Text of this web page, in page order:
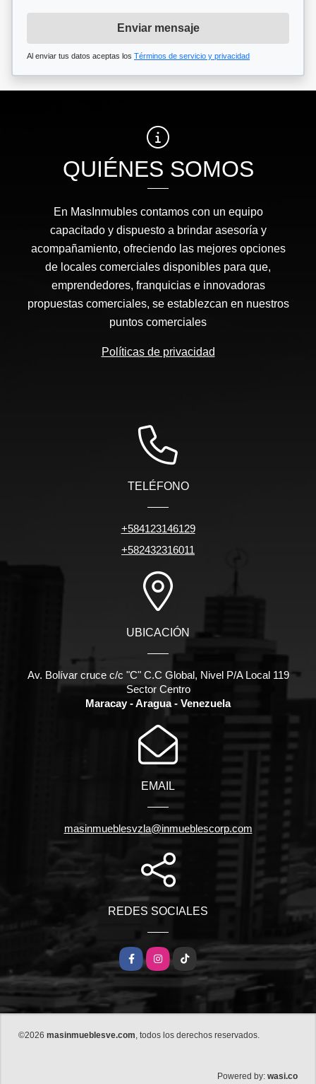
Enviar mensaje
Al enviar tus datos aceptas los Términos de servicio y privacidad
QUIÉNES SOMOS
En MasInmubles contamos con un equipo
capacitado y dispuesto a brindar asesoría y
acompañamiento, ofreciendo las mejores opciones
de locales comerciales disponibles para que,
emprendedores, franquicias e innovadoras
propuestas comerciales, se establezcan en nuestros
puntos comerciales
Políticas de privacidad
TELÉFONO
+584123146129
+582432316011
UBICACIÓN
Av. Bolívar cruce c/c "C" C.C Global, Nivel P/A Local 119
Sector Centro
Maracay - Aragua - Venezuela
EMAIL
masinmueblesvzla@inmueblescorp.com
REDES SOCIALES
FacebookInstagramTikTok
©2026 masinmueblesve.com , todos los derechos reservados.
Powered by: wasi.co